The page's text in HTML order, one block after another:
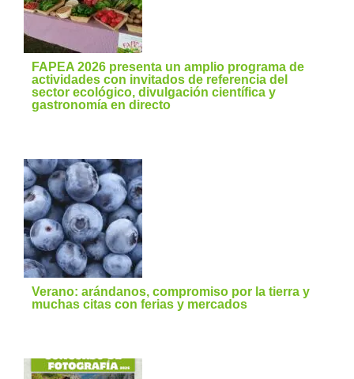
FAPEA 2026 presenta un amplio programa de
actividades con invitados de referencia del
sector ecológico, divulgación científica y
gastronomía en directo
Verano: arándanos, compromiso por la tierra y
muchas citas con ferias y mercados